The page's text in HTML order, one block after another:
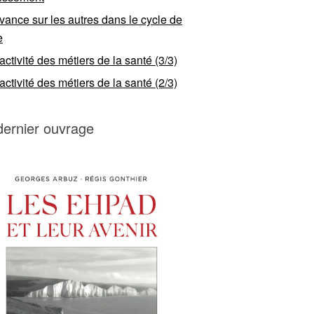
sur les autres dans le cycle de
des métiers de la santé (3/3)
des métiers de la santé (2/3)
ouvrage